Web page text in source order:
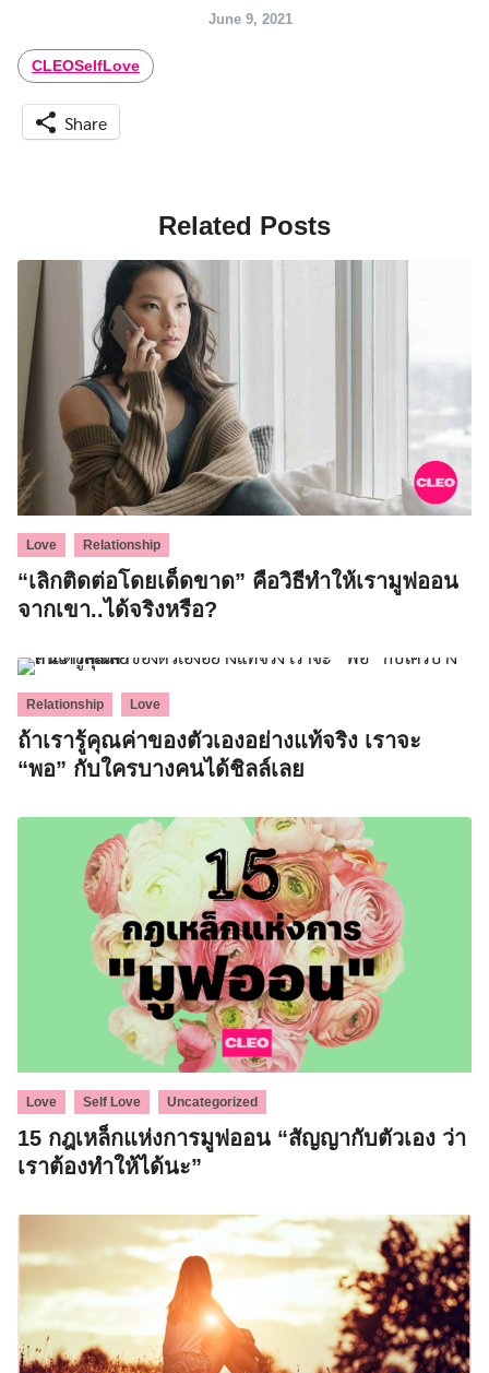
Search
for:
June 9, 2021
CLEOSelfLove
Share
Related Posts
Love Relationship
“เลิกติดต่อโดยเด็ดขาด” คือวิธีทำให้เรามูฟออน
จากเขา..ได้จริงหรือ?
Relationship Love
ถ้าเรารู้คุณค่าของตัวเองอย่างแท้จริง เราจะ
“พอ” กับใครบางคนได้ชิลล์เลย
Love Self Love Uncategorized
15 กฎเหล็กแห่งการมูฟออน “สัญญากับตัวเอง ว่า
เราต้องทำให้ได้นะ”